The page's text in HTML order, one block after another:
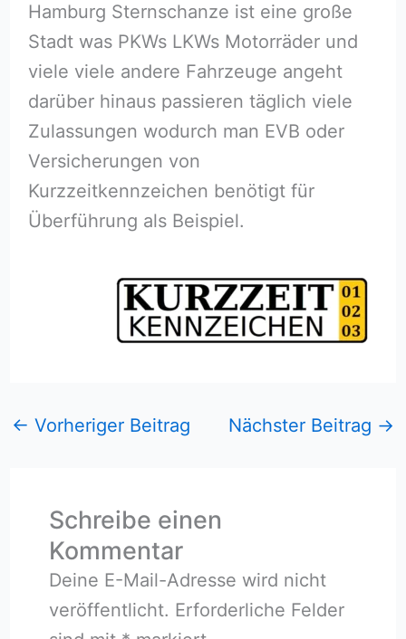
Hamburg Sternschanze ist eine große
Stadt was PKWs LKWs Motorräder und
viele viele andere Fahrzeuge angeht
darüber hinaus passieren täglich viele
Zulassungen wodurch man EVB oder
Versicherungen von
Kurzzeitkennzeichen benötigt für
Überführung als Beispiel.
← Vorheriger Beitrag Nächster Beitrag →
Schreibe einen
Kommentar
Deine E-Mail-Adresse wird nicht
veröffentlicht. Erforderliche Felder